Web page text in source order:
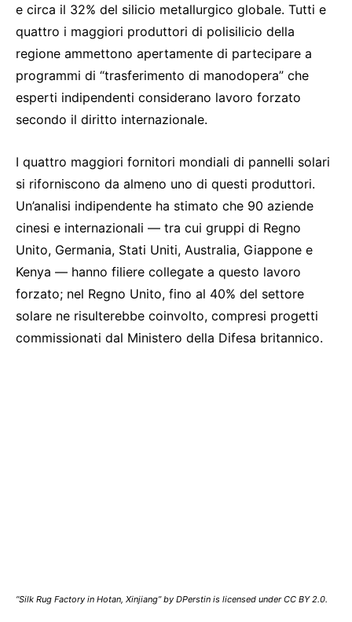
e circa il 32% del silicio metallurgico globale. Tutti e
quattro i maggiori produttori di polisilicio della
regione ammettono apertamente di partecipare a
programmi di “trasferimento di manodopera” che
esperti indipendenti considerano lavoro forzato
secondo il diritto internazionale.
I quattro maggiori fornitori mondiali di pannelli solari
si riforniscono da almeno uno di questi produttori.
Un’analisi indipendente ha stimato che 90 aziende
cinesi e internazionali — tra cui gruppi di Regno
Unito, Germania, Stati Uniti, Australia, Giappone e
Kenya — hanno filiere collegate a questo lavoro
forzato; nel Regno Unito, fino al 40% del settore
solare ne risulterebbe coinvolto, compresi progetti
commissionati dal Ministero della Difesa britannico.
“Silk Rug Factory in Hotan, Xinjiang” by DPerstin is licensed under CC BY 2.0.